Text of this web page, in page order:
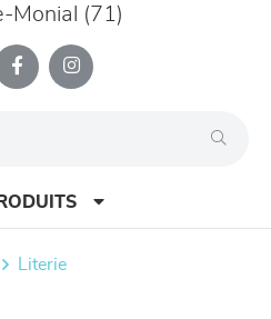
Monial (71)
literie